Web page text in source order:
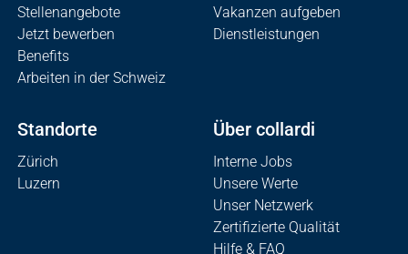
Stellenangebote
Jetzt bewerben
Benefits
Arbeiten in der Schweiz
Vakanzen aufgeben
Dienstleistungen
Standorte
Zürich
Luzern
Über collardi
Interne Jobs
Unsere Werte
Unser Netzwerk
Zertifizierte Qualität
Hilfe & FAQ